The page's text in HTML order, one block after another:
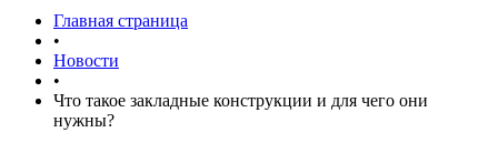
Главная страница
•
Новости
•
Что такое закладные конструкции и для чего они
нужны?